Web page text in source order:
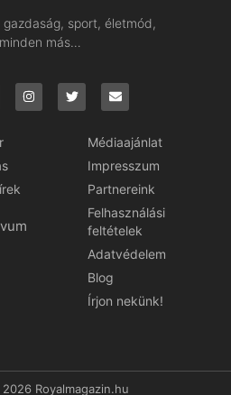
sport, életmód,
más…
Médiaajánlat
Impresszum
Partnereink
Felhasználási
feltételek
Adatvédelem
Blog
Írjon nekünk!
Royalmagazin.hu